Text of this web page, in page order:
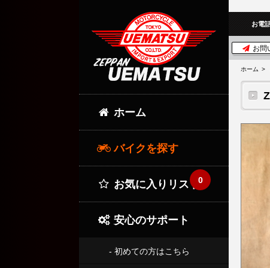
お電
お問
ホーム
ホーム
バイクを探す
お気に入りリスト0
安心のサポート
- 初めての方はこちら